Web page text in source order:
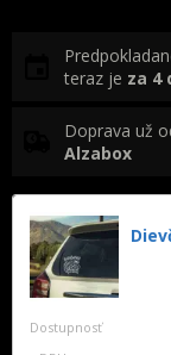
teraz je za 4
Doprava už
Alzabox
Dostupnosť